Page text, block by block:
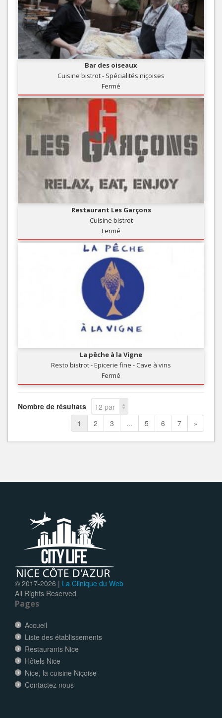
Bar des oiseaux
Cuisine bistrot - Spécialités niçoises
Fermé
Restaurant Les Garçons
Cuisine bistrot
Fermé
La pêche à la Vigne
Resto bistrot - Epicerie fine - Cave à vins
Fermé
Nombre de résultats
12 par
page
1 2 3 ... 5 6 7 »
© 2017-2026 | La Clinique du Web
All Rights Reserved
Pages
Accueil
Liste des établissements
Restaurants Nice
Hôtels Nice
Nice, la cuisine Niçoise
Contactez nous